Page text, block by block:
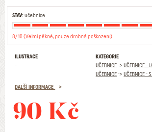
STAV:učebnice
8/10 (Velmi pěkné, pouze drobná poškození)
ILUSTRACE
-
KATEGORIE
UČEBNICE->UČEBNICE -
UČEBNICE->UČEBNICE -
DALŠÍ INFORMACE
90 Kč